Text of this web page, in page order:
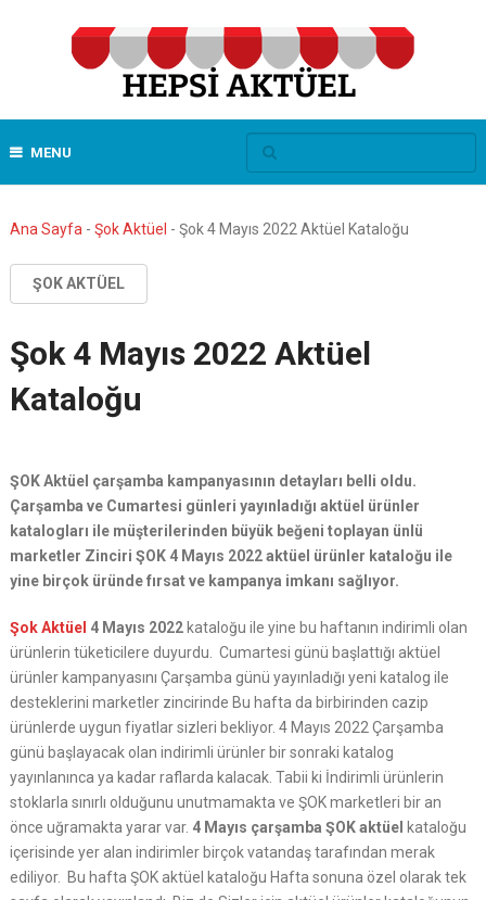
MENU
Ana Sayfa - Şok Aktüel - Şok 4 Mayıs 2022 Aktüel Kataloğu
ŞOK AKTÜEL
Şok 4 Mayıs 2022 Aktüel
Kataloğu
ŞOK Aktüel çarşamba kampanyasının detayları belli oldu.
Çarşamba ve Cumartesi günleri yayınladığı aktüel ürünler
katalogları ile müşterilerinden büyük beğeni toplayan ünlü
marketler Zinciri ŞOK 4 Mayıs 2022 aktüel ürünler kataloğu ile
yine birçok üründe fırsat ve kampanya imkanı sağlıyor.
Şok Aktüel 4 Mayıs 2022kataloğu ile yine bu haftanın indirimli olan
ürünlerin tüketicilere duyurdu. Cumartesi günü başlattığı aktüel
ürünler kampanyasını Çarşamba günü yayınladığı yeni katalog ile
desteklerini marketler zincirinde Bu hafta da birbirinden cazip
ürünlerde uygun fiyatlar sizleri bekliyor. 4 Mayıs 2022 Çarşamba
günü başlayacak olan indirimli ürünler bir sonraki katalog
yayınlanınca ya kadar raflarda kalacak. Tabii ki İndirimli ürünlerin
stoklarla sınırlı olduğunu unutmamakta ve ŞOK marketleri bir an
önce uğramakta yarar var. 4 Mayıs çarşamba ŞOK aktüel kataloğu
içerisinde yer alan indirimler birçok vatandaş tarafından merak
ediliyor. Bu hafta ŞOK aktüel kataloğu Hafta sonuna özel olarak tek